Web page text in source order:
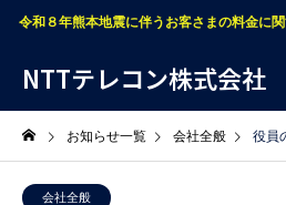
令和８年熊本地震に伴うお客さまの料金に
NTTテレコン株式会社
お知らせ一覧 会社全般 役員
会社全般